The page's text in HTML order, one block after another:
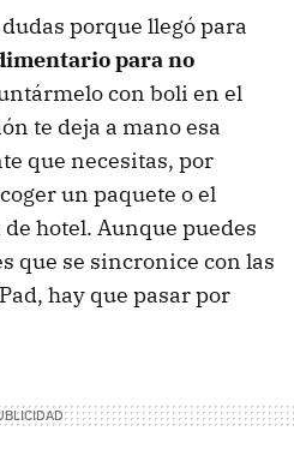
porque llegó para
para no
con boli en el
te deja a mano esa
que necesitas, por
un paquete o el
hotel. Aunque puedes
que se sincronice con las
hay que pasar por